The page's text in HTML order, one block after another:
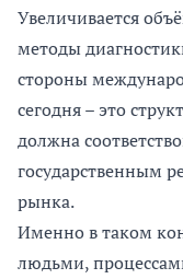
Увеличивается
методы
стороны
сегодня – это
должна
государственным
рынка.
Именно в таком
людьми,